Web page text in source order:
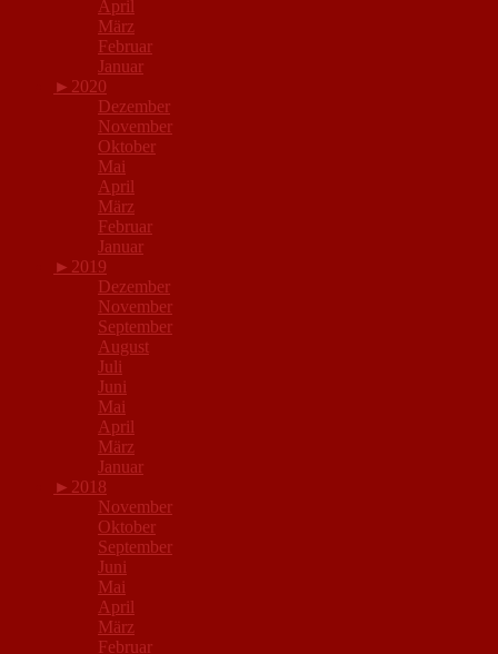
April
März
Februar
Januar
► 2020
Dezember
November
Oktober
Mai
April
März
Februar
Januar
► 2019
Dezember
November
September
August
Juli
Juni
Mai
April
März
Januar
► 2018
November
Oktober
September
Juni
Mai
April
März
Februar